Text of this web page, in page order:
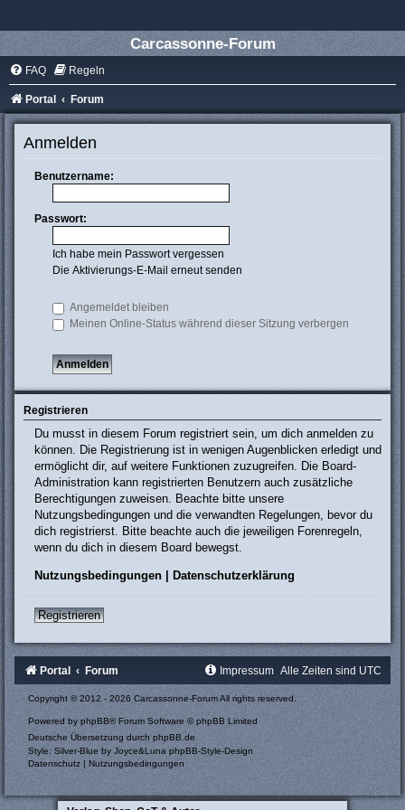
Carcassonne-Forum
FAQ Regeln
Portal Forum
Anmelden
Benutzername:
Passwort:
Ich habe mein Passwort vergessen
Die Aktivierungs-E-Mail erneut senden
Angemeldet bleiben
Meinen Online-Status während dieser Sitzung verbergen
Registrieren
Du musst in diesem Forum registriert sein, um dich anmelden zu
können. Die Registrierung ist in wenigen Augenblicken erledigt und
ermöglicht dir, auf weitere Funktionen zuzugreifen. Die Board-
Administration kann registrierten Benutzern auch zusätzliche
Berechtigungen zuweisen. Beachte bitte unsere
Nutzungsbedingungen und die verwandten Regelungen, bevor du
dich registrierst. Bitte beachte auch die jeweiligen Forenregeln,
wenn du dich in diesem Board bewegst.
Nutzungsbedingungen Datenschutzerklärung
Registrieren
Portal Forum Alle Zeiten sind UTC
Impressum
Copyright © 2012 - 2026 Carcassonne-Forum All rights reserved.
Powered byphpBB® Forum Software © phpBB Limited
Deutsche Übersetzung durch phpBB.de
Style: Silver-Blue by Joyce&Luna phpBB-Style-Design
Datenschutz
Nutzungsbedingungen